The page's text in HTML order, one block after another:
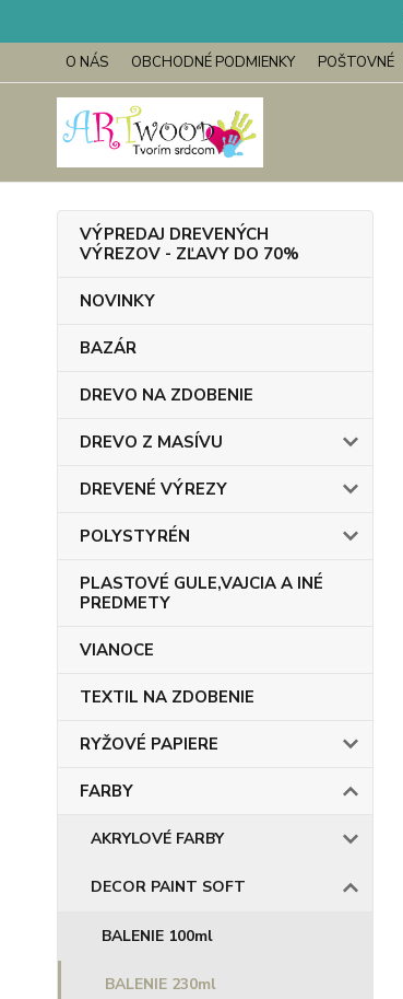
O NÁS OBCHODNÉ PODMIENKY POŠTOVNÉ
VÝPREDAJ DREVENÝCH
VÝREZOV - ZĽAVY DO 70%
NOVINKY
BAZÁR
DREVO NA ZDOBENIE
DREVO Z MASÍVU
DREVENÉ VÝREZY
POLYSTYRÉN
PLASTOVÉ GULE,VAJCIA A INÉ
PREDMETY
VIANOCE
TEXTIL NA ZDOBENIE
RYŽOVÉ PAPIERE
FARBY
AKRYLOVÉ FARBY
DECOR PAINT SOFT
BALENIE 100ml
BALENIE 230ml